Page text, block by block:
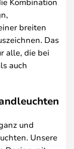
breiten
Das
alle, die bei
auch
und
Unsere